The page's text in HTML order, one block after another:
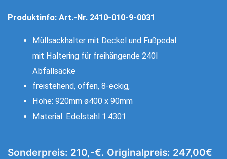
Produktinfo: Art.-Nr. 2410-010-9-0031
Müllsackhalter mit Deckel und Fußpedal
mit Haltering für freihängende 240l
Abfallsäcke
freistehend, offen, 8-eckig,
Höhe: 920mm ø400 x 90mm
Material: Edelstahl 1.4301
Sonderpreis: 210,-€. Originalpreis: 247,00€